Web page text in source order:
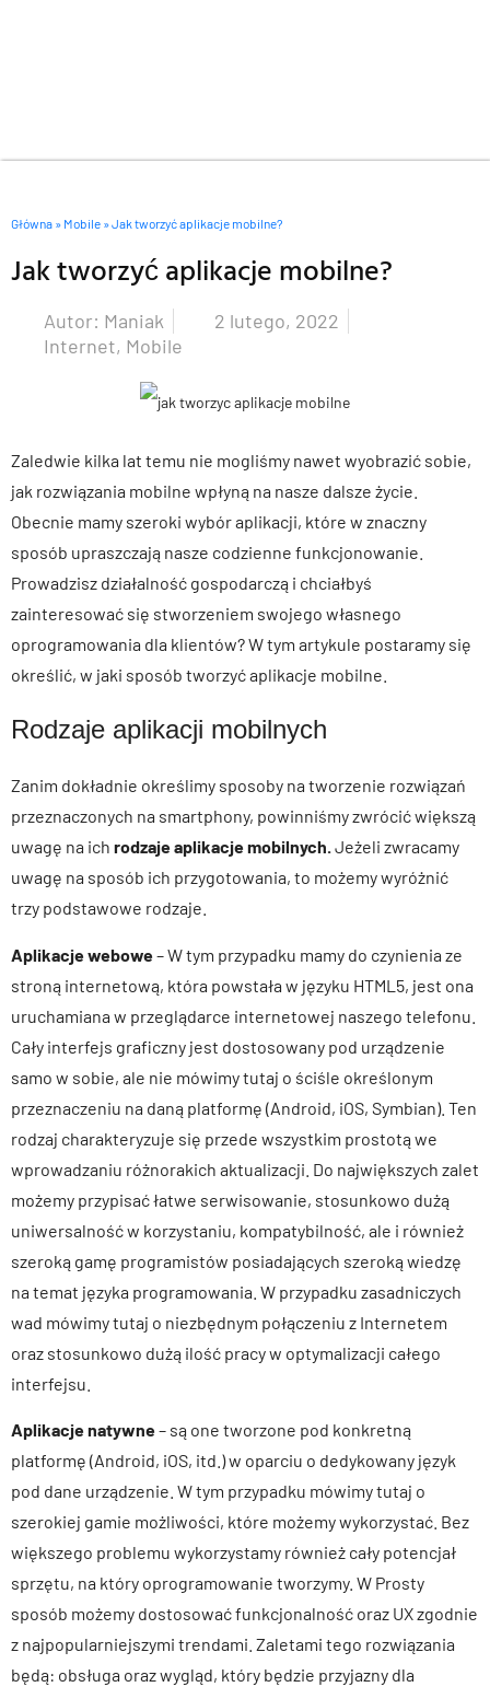
Główna » Mobile »Jak tworzyć aplikacje mobilne?
Jak tworzyć aplikacje mobilne?
Autor: Maniak
2 lutego, 2022
Internet, Mobile
Zaledwie kilka lat temu nie mogliśmy nawet wyobrazić sobie,
jak rozwiązania mobilne wpłyną na nasze dalsze życie.
Obecnie mamy szeroki wybór aplikacji, które w znaczny
sposób upraszczają nasze codzienne funkcjonowanie.
Prowadzisz działalność gospodarczą i chciałbyś
zainteresować się stworzeniem swojego własnego
oprogramowania dla klientów? W tym artykule postaramy się
określić, w jaki sposób tworzyć aplikacje mobilne.
Rodzaje aplikacji mobilnych
Zanim dokładnie określimy sposoby na tworzenie rozwiązań
przeznaczonych na smartphony, powinniśmy zwrócić większą
uwagę na ich rodzaje aplikacje mobilnych.Jeżeli zwracamy
uwagę na sposób ich przygotowania, to możemy wyróżnić
trzy podstawowe rodzaje.
Aplikacje webowe– W tym przypadku mamy do czynienia ze
stroną internetową, która powstała w języku HTML5, jest ona
uruchamiana w przeglądarce internetowej naszego telefonu.
Cały interfejs graficzny jest dostosowany pod urządzenie
samo w sobie, ale nie mówimy tutaj o ściśle określonym
przeznaczeniu na daną platformę (Android, iOS, Symbian). Ten
rodzaj charakteryzuje się przede wszystkim prostotą we
wprowadzaniu różnorakich aktualizacji. Do największych zalet
możemy przypisać łatwe serwisowanie, stosunkowo dużą
uniwersalność w korzystaniu, kompatybilność, ale i również
szeroką gamę programistów posiadających szeroką wiedzę
na temat języka programowania. W przypadku zasadniczych
wad mówimy tutaj o niezbędnym połączeniu z Internetem
oraz stosunkowo dużą ilość pracy w optymalizacji całego
interfejsu.
Aplikacje natywne– są one tworzone pod konkretną
platformę (Android, iOS, itd.) w oparciu o dedykowany język
pod dane urządzenie. W tym przypadku mówimy tutaj o
szerokiej gamie możliwości, które możemy wykorzystać. Bez
większego problemu wykorzystamy również cały potencjał
sprzętu, na który oprogramowanie tworzymy. W Prosty
sposób możemy dostosować funkcjonalność oraz UX zgodnie
z najpopularniejszymi trendami. Zaletami tego rozwiązania
będą: obsługa oraz wygląd, który będzie przyjazny dla